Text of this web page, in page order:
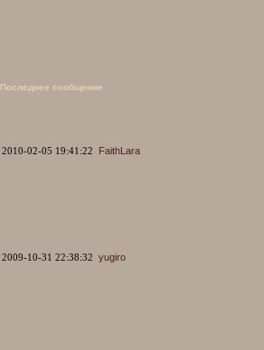
Последнее сообщение
2010-02-05 19:41:22 FaithLara
2009-10-31 22:38:32 yugiro